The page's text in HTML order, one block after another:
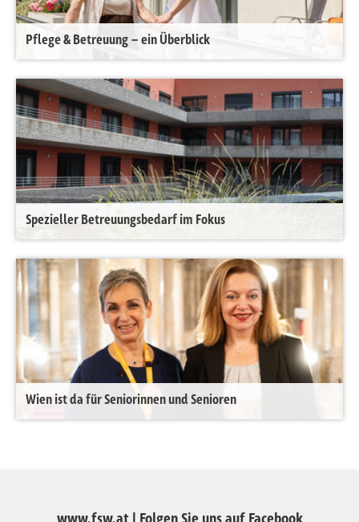
Pflege & Betreuung – ein Überblick
Spezieller Betreuungsbedarf im Fokus
Wien ist da für Seniorinnen und Senioren
www.fsw.at | Folgen Sie uns auf Facebook